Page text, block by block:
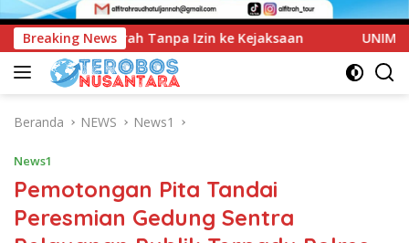
Breaking News UNIMEN Tambah Delapan Program Studi
Beranda NEWS News1
News1
Pemotongan Pita Tandai
Peresmian Gedung Sentra